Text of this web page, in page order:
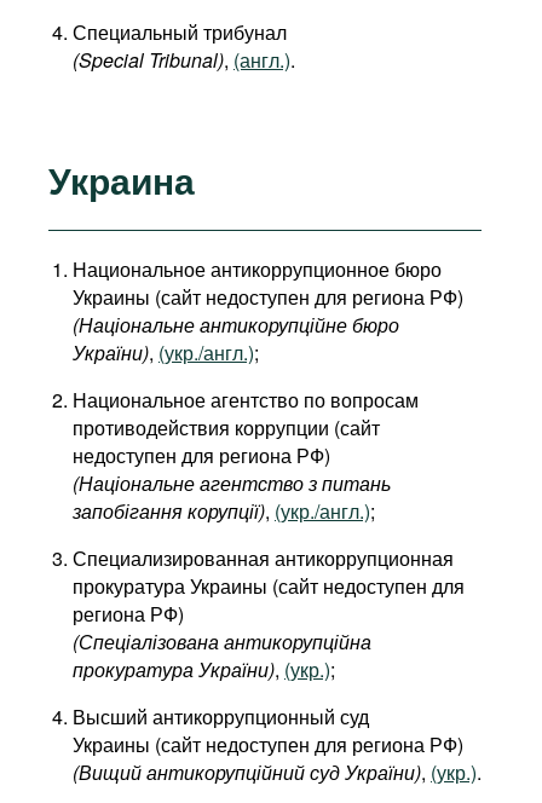
Специальный трибунал
(Special Tribunal), (англ.).
Украина
Национальное антикоррупционное бюро
Украины (сайт недоступен для региона РФ)
(Національне антикорупційне бюро
України), (укр./англ.);
Национальное агентство по вопросам
противодействия коррупции (сайт
недоступен для региона РФ)
(Національне агентство з питань
запобігання корупції), (укр./англ.);
Специализированная антикоррупционная
прокуратура Украины (сайт недоступен для
региона РФ)
(Спеціалізована антикорупційна
прокуратура України), (укр.);
Высший антикоррупционный суд
Украины (сайт недоступен для региона РФ)
(Вищий антикорупційний суд України), (укр.).